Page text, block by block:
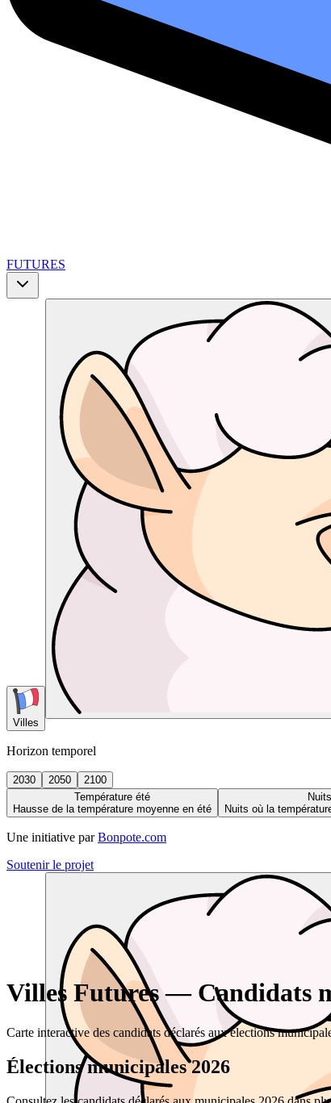
FUTURES
Villes
Horizon temporel
2030 2050
2100
Température été
Hausse de la température moyenne en été
Nuits où la
Une initiative par Bonpote.com
Soutenir le projet
Villes Futures — Candidats
Carte interactive des candidats déclarés aux élections
Élections municipales 2026